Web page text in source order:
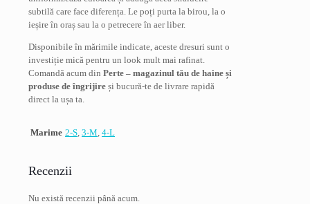
subtilă care face diferența. Le poți purta la birou, la o
ieșire în oraș sau la o petrecere în aer liber.
Disponibile în mărimile indicate, aceste dresuri sunt o
investiție mică pentru un look mult mai rafinat.
Comandă acum din Perte – magazinul tău de haine și
produse de îngrijire și bucură-te de livrare rapidă
direct la ușa ta.
Marime 2-S 3-M 4-L
Recenzii
Nu există recenzii până acum.